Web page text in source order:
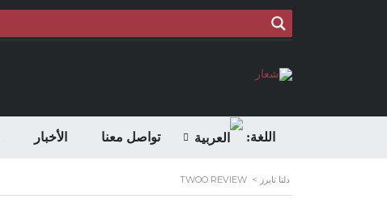
الأخبار تواصل معنا اللغة:
دلتا تايرز >
TWOO REVIEW